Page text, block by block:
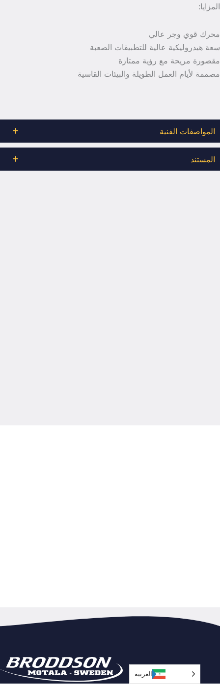
المزايا:
محرك قوي وجر عالي
سعة هيدروليكية عالية للتطبيقات الصعبة
مقصورة مريحة مع رؤية ممتازة
مصممة لأيام العمل الطويلة والبيئات القاسية
المواصفات الفنية
المستند
العربية‏